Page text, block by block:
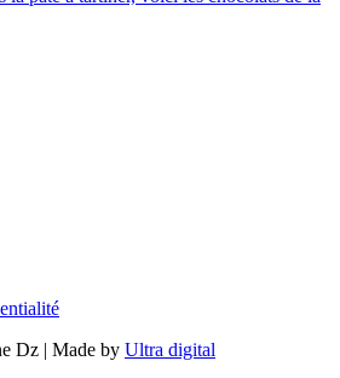
Dz | Made by Ultra digital